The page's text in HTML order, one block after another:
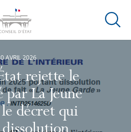
Ouvrir
rejette le
La Jeune
décret qui
AVRIL 2026